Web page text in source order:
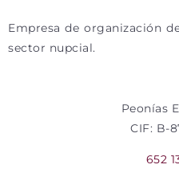
Empresa de organización
sector nupcial.
Peonías
CIF: B-
652